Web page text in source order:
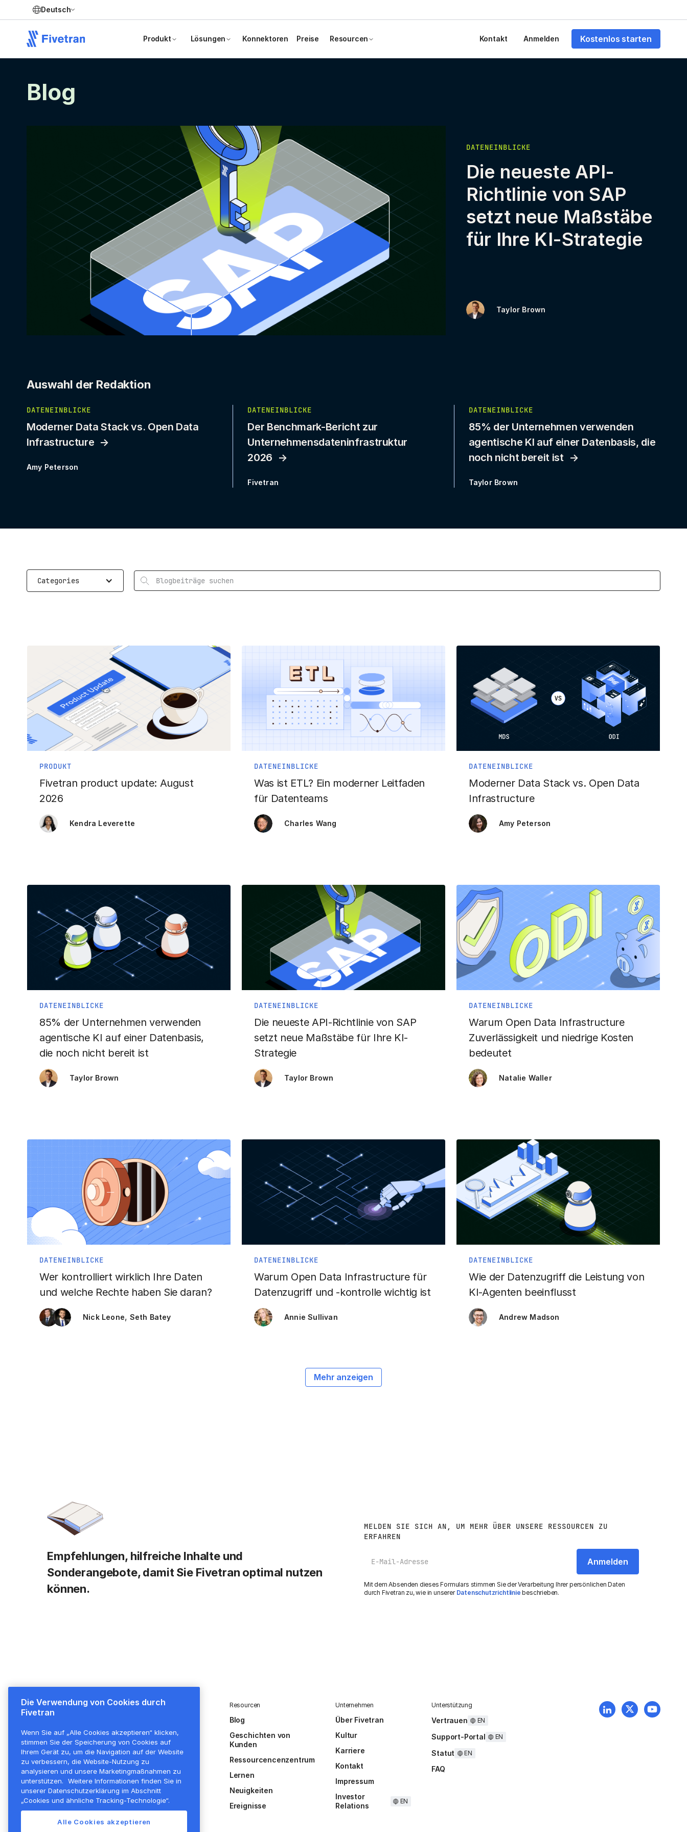
Deutsch
Produkt Lösungen Konnektoren Preise Resourcen Kontakt Anmelden Kostenlos starten
Blog
DATENEINBLICKE
Die neueste API-
Richtlinie von SAP
setzt neue Maßstäbe
für Ihre KI-Strategie
Taylor Brown
Auswahl der Redaktion
DATENEINBLICKE
Moderner Data Stack vs. Open Data
Infrastructure
Amy Peterson
DATENEINBLICKE
Der Benchmark-Bericht zur
Unternehmensdateninfrastruktur
2026
Fivetran
DATENEINBLICKE
85% der Unternehmen verwenden
agentische KI auf einer Datenbasis, die
noch nicht bereit ist
Taylor Brown
Categories Suchen
PRODUKT
Fivetran product update: August
2026
Kendra Leverette
DATENEINBLICKE
Was ist ETL? Ein moderner Leitfaden
für Datenteams
Charles Wang
DATENEINBLICKE
Moderner Data Stack vs. Open Data
Infrastructure
Amy Peterson
DATENEINBLICKE
85% der Unternehmen verwenden
agentische KI auf einer Datenbasis,
die noch nicht bereit ist
Taylor Brown
DATENEINBLICKE
Die neueste API-Richtlinie von SAP
setzt neue Maßstäbe für Ihre KI-
Strategie
Taylor Brown
DATENEINBLICKE
Warum Open Data Infrastructure
Zuverlässigkeit und niedrige Kosten
bedeutet
Natalie Waller
DATENEINBLICKE
Wer kontrolliert wirklich Ihre Daten
und welche Rechte haben Sie daran?
Nick Leone, Seth Batey
DATENEINBLICKE
Warum Open Data Infrastructure für
Datenzugriff und -kontrolle wichtig ist
Annie Sullivan
DATENEINBLICKE
Wie der Datenzugriff die Leistung von
KI-Agenten beeinflusst
Andrew Madson
Mehr anzeigen
Empfehlungen, hilfreiche Inhalte und
Sonderangebote, damit Sie Fivetran optimal nutzen
können.
MELDEN SIE SICH AN, UM MEHR ÜBER UNSERE RESSOURCEN ZU
ERFAHREN
Mit dem Absenden dieses Formulars stimmen Sie der Verarbeitung Ihrer persönlichen Daten
durch Fivetran zu, wie in unserer Datenschutzrichtlinie beschrieben.
Plattformübersicht
Transformationen
Sicherheit
Unternehmensführung
Erweiterbarkeit
Aktivierungen
Bereitstellungsoptionen
Preise
Alle Funktionen
Kostenloser Plan
Resourcen
Blog
Geschichten von
Kunden
Ressourcencenzentrum
Lernen
Neuigkeiten
Ereignisse
Unternehmen
Über Fivetran
Kultur
Karriere
Kontakt
Impressum
Investor
Relations
EN
Unterstützung
Vertrauen EN
Support-Portal EN
Statut EN
FAQ
Die Verwendung von Cookies durch
Fivetran
Wenn Sie auf „Alle Cookies akzeptieren“ klicken,
stimmen Sie der Speicherung von Cookies auf
Ihrem Gerät zu, um die Navigation auf der Website
zu verbessern, die Website-Nutzung zu
analysieren und unsere Marketingmaßnahmen zu
unterstützen.
Weitere Informationen finden Sie in
unserer Datenschutzerklärung im Abschnitt
„Cookies und ähnliche Tracking-Technologie“.
Alle Cookies akzeptieren